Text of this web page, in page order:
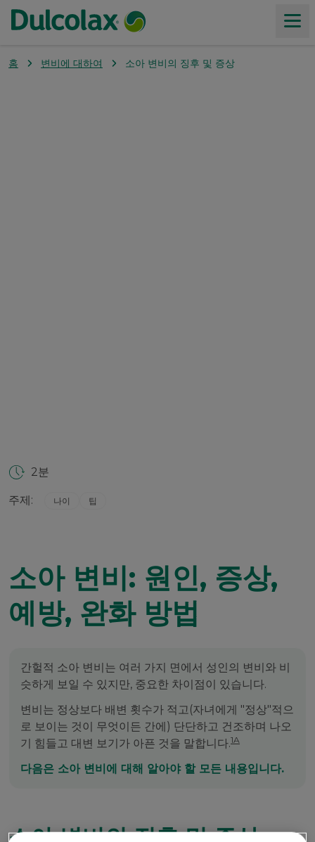
제품
홈 변비에 대하여 소아 변비의 징후 및 증상
2분
주제: 나이 팁
소아 변비: 원인, 증상,
예방, 완화 방법
간헐적 소아 변비는 여러 가지 면에서 성인의 변비와 비
슷하게 보일 수 있지만, 중요한 차이점이 있습니다.
변비는 정상보다 배변 횟수가 적고(자녀에게 "정상"적으
로 보이는 것이 무엇이든 간에) 단단하고 건조하며 나오
기 힘들고 대변 보기가 아픈 것을 말합니다.1A
다음은 소아 변비에 대해 알아야 할 모든 내용입니다.